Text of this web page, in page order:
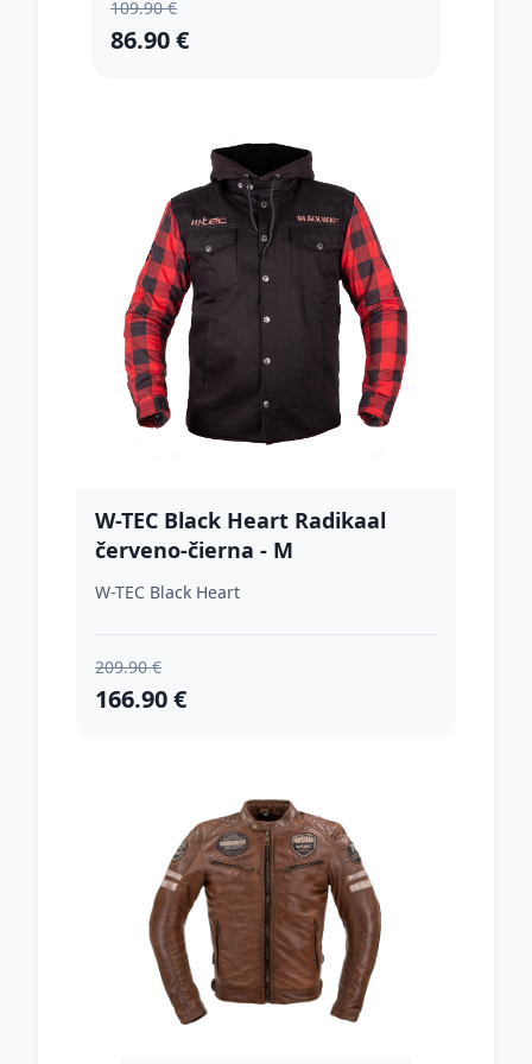
109.90 €
86.90 €
W-TEC Black Heart Radikaal
červeno-čierna - M
W-TEC Black Heart
209.90 €
166.90 €